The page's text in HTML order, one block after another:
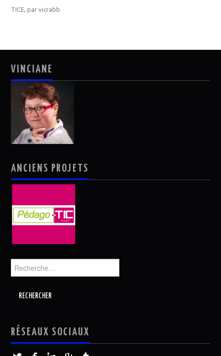
TICE, parvicrabb
VINCIANE
ANCIENS PROJETS
Rechercher :
RÉSEAUX SOCIAUX